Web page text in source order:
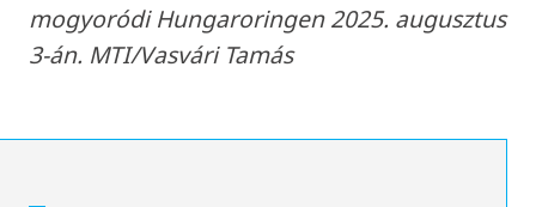
mogyoródi Hungaroringen 2025. augusztus
3-án. MTI/Vasvári Tamás